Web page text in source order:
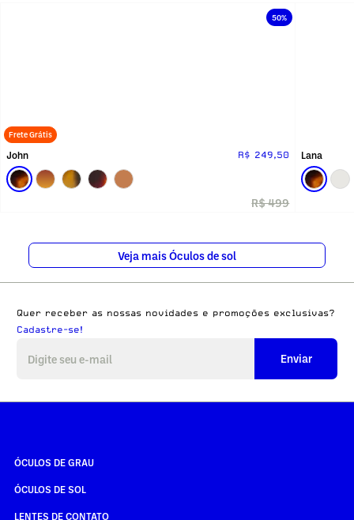
50%
Frete Grátis
John R$ 249,50
R$ 499
Lana
Veja mais Óculos de sol
Quer receber as nossas novidades e promoções exclusivas?
Cadastre-se!
Enviar
ÓCULOS DE GRAU
ÓCULOS DE SOL
LENTES DE CONTATO